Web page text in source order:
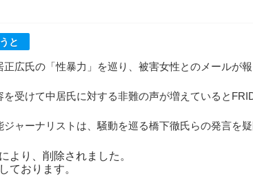
と
正広氏の「性暴力」を巡り、被害女性とのメールが
を受けて中居氏に対する非難の声が増えていると
ジャーナリストは、騒動を巡る橋下徹氏らの発言を
より、削除されました。
ております。